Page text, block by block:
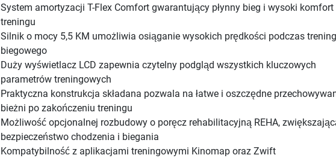
System amortyzacji T-Flex Comfort gwarantujący płynny bieg i wysoki komfort
treningu
Silnik o mocy 5,5 KM umożliwia osiąganie wysokich prędkości podczas
biegowego
Duży wyświetlacz LCD zapewnia czytelny podgląd wszystkich kluczowych
parametrów treningowych
Praktyczna konstrukcja składana pozwala na łatwe i oszczędne
bieżni po zakończeniu treningu
Możliwość opcjonalnej rozbudowy o poręcz rehabilitacyjną REHA,
bezpieczeństwo chodzenia i biegania
Kompatybilność z aplikacjami treningowymi Kinomap oraz Zwift